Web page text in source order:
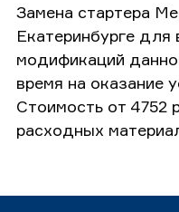
Замена стартера
Екатеринбурге для
модификаций
время на оказание
Стоимость от 4752
расходных